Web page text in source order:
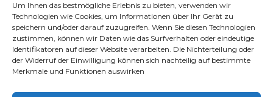
Um Ihnen das bestmögliche Erlebnis zu bieten, verwenden wir
Technologien wie Cookies, um Informationen über Ihr Gerät zu
speichern und/oder darauf zuzugreifen. Wenn Sie diesen Technologien
zustimmen, können wir Daten wie das Surfverhalten oder eindeutige
Identifikatoren auf dieser Website verarbeiten. Die Nichterteilung oder
der Widerruf der Einwilligung können sich nachteilig auf bestimmte
Merkmale und Funktionen auswirken
Produkte
Lösungen für die Reifenindustrie
Lösungen für die Öl- und Gasindustrie